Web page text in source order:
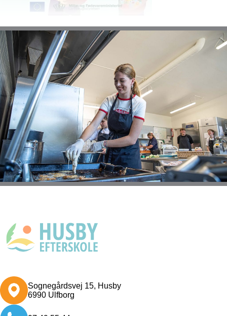
Sognegårdsvej 15, Husby
6990 Ulfborg